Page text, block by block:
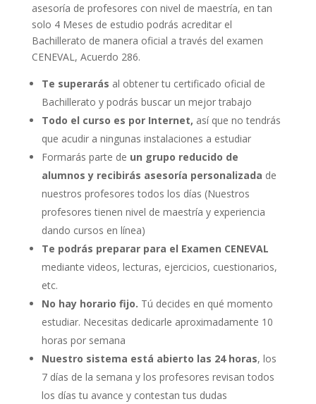
asesoría de profesores con nivel de maestría, en tan
solo 4 Meses de estudio podrás acreditar el
Bachillerato de manera oficial a través del examen
CENEVAL, Acuerdo 286.
Te superarás al obtener tu certificado oficial de
Bachillerato y podrás buscar un mejor trabajo
Todo el curso es por Internet, así que no tendrás
que acudir a ningunas instalaciones a estudiar
Formarás parte de un grupo reducido de
alumnos y recibirás asesoría personalizada de
nuestros profesores todos los días (Nuestros
profesores tienen nivel de maestría y experiencia
dando cursos en línea)
Te podrás preparar para el Examen CENEVAL
mediante videos, lecturas, ejercicios, cuestionarios,
etc.
No hay horario fijo. Tú decides en qué momento
estudiar. Necesitas dedicarle aproximadamente 10
horas por semana
Nuestro sistema está abierto las 24 horas, los
7 días de la semana y los profesores revisan todos
los días tu avance y contestan tus dudas